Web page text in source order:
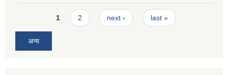
Pages1 2 next › last »
अन्य